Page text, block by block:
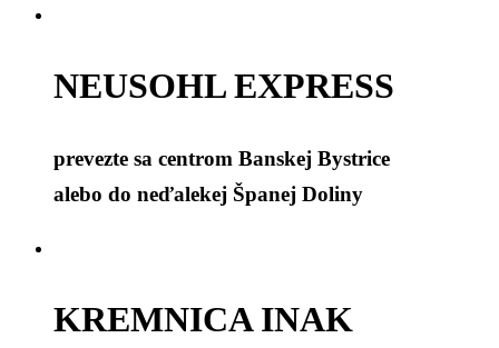
NEUSOHL EXPRESS
prevezte sa centrom Banskej Bystrice
alebo do neďalekej Španej Doliny
KREMNICA INAK